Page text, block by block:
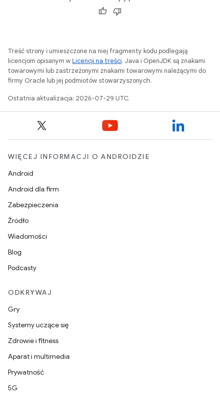
Treść strony i umieszczone na niej fragmenty kodu podlegają
licencjom opisanym wLicencji na treści. Java i OpenJDK są znakami
towarowymi lub zastrzeżonymi znakami towarowymi należącymi do
firmy Oracle lub jej podmiotów stowarzyszonych.
Ostatnia aktualizacja: 2026-07-29 UTC.
WIĘCEJ INFORMACJI O ANDROIDZIE
Android
Android dla firm
Zabezpieczenia
Źródło
Wiadomości
Blog
Podcasty
ODKRYWAJ
Gry
Systemy uczące się
Zdrowie i fitness
Aparat i multimedia
Prywatność
5G